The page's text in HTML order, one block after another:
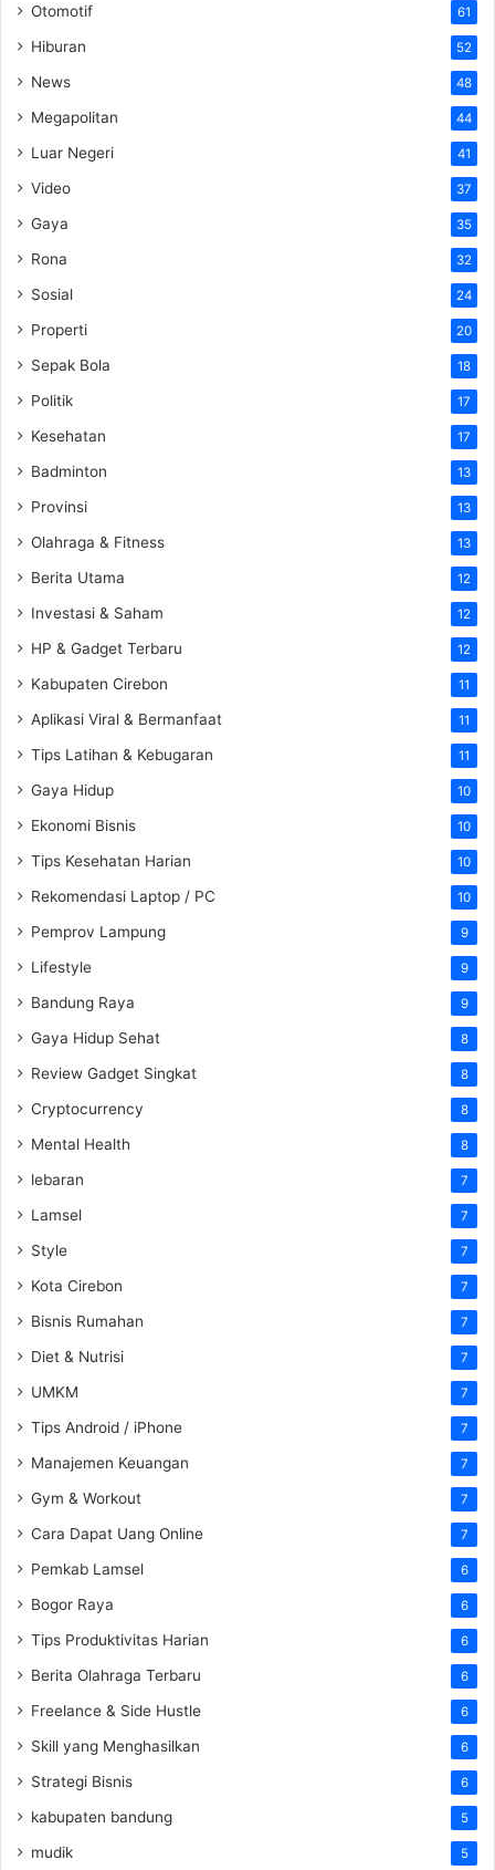
Otomotif 61
Hiburan 52
News 48
Megapolitan 44
Luar Negeri 41
Video 37
Gaya 35
Rona 32
Sosial 24
Properti 20
Sepak Bola 18
Politik 17
Kesehatan 17
Badminton 13
Provinsi 13
Olahraga & Fitness 13
Berita Utama 12
Investasi & Saham 12
HP & Gadget Terbaru 12
Kabupaten Cirebon 11
Aplikasi Viral & Bermanfaat 11
Tips Latihan & Kebugaran 11
Gaya Hidup 10
Ekonomi Bisnis 10
Tips Kesehatan Harian 10
Rekomendasi Laptop / PC 10
Pemprov Lampung 9
Lifestyle 9
Bandung Raya 9
Gaya Hidup Sehat 8
Review Gadget Singkat 8
Cryptocurrency 8
Mental Health 8
lebaran 7
Lamsel 7
Style 7
Kota Cirebon 7
Bisnis Rumahan 7
Diet & Nutrisi 7
UMKM 7
Tips Android / iPhone 7
Manajemen Keuangan 7
Gym & Workout 7
Cara Dapat Uang Online 7
Pemkab Lamsel 6
Bogor Raya 6
Tips Produktivitas Harian 6
Berita Olahraga Terbaru 6
Freelance & Side Hustle 6
Skill yang Menghasilkan 6
Strategi Bisnis 6
kabupaten bandung 5
mudik 5